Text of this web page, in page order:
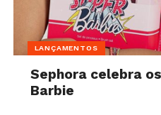
LANÇAMENTOS
Sephora celebra
Barbie